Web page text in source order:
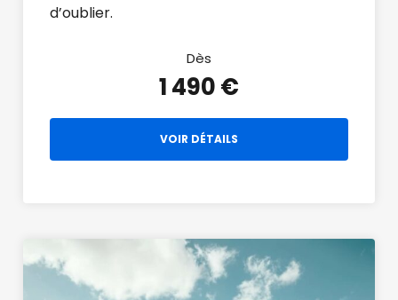
d’oublier.
Dès
1 490 €
VOIR DÉTAILS